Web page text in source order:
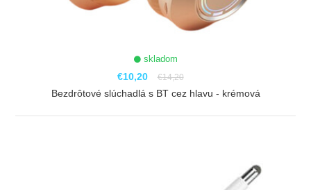
skladom
€10,20 €14,20
Bezdrôtové slúchadlá s BT cez hlavu - krémová